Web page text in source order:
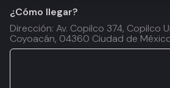
¿Cómo llegar?
Dirección: Av. Copilco 374, Copilco
Coyoacán, 04360 Ciudad de